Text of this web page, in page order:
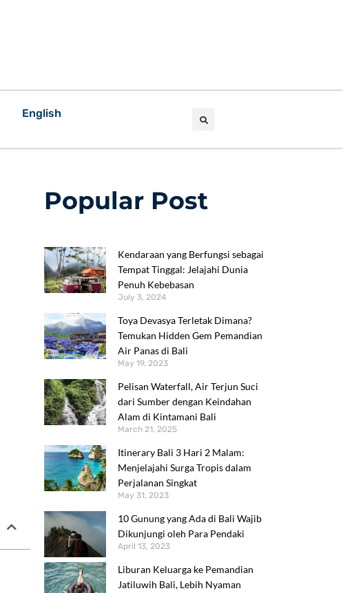
English
Popular Post
Kendaraan yang Berfungsi sebagai
Tempat Tinggal: Jelajahi Dunia
Penuh Kebebasan
July 3, 2024
Toya Devasya Terletak Dimana?
Temukan Hidden Gem Pemandian
Air Panas di Bali
May 19, 2023
Pelisan Waterfall, Air Terjun Suci
dari Sumber dengan Keindahan
Alam di Kintamani Bali
March 21, 2025
Itinerary Bali 3 Hari 2 Malam:
Menjelajahi Surga Tropis dalam
Perjalanan Singkat
May 31, 2023
10 Gunung yang Ada di Bali Wajib
Dikunjungi oleh Para Pendaki
April 13, 2023
Liburan Keluarga ke Pemandian
Jatiluwih Bali, Lebih Nyaman